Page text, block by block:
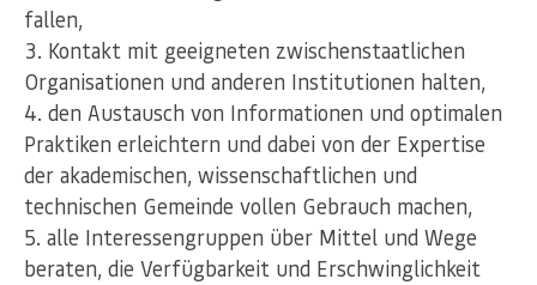
fallen,
Kontakt mit geeigneten zwischenstaatlichen
Organisationen und anderen Institutionen halten,
den Austausch von Informationen und optimalen
Praktiken erleichtern und dabei von der Expertise
der akademischen, wissenschaftlichen und
technischen Gemeinde vollen Gebrauch machen,
alle Interessengruppen über Mittel und Wege
beraten, die Verfügbarkeit und Erschwinglichkeit